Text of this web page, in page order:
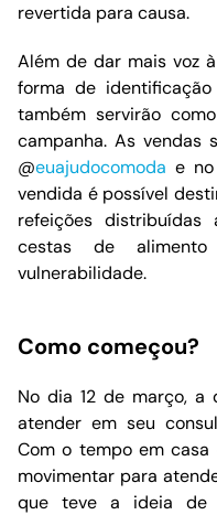
revertida para causa.
Além de dar mais voz
forma de
também servirão
campanha. As vendas
@euajudocomoda e
vendida é possível
refeições
cestas de
vulnerabilidade.
Como começou?
No dia 12 de março, a
atender em seu
Com o tempo em
movimentar para
que teve a ideia de